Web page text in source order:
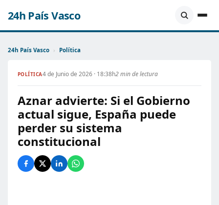
24h País Vasco
24h País Vasco › Política
POLÍTICA4 de Junio de 2026 · 18:38h2 min de lectura
Aznar advierte: Si el Gobierno
actual sigue, España puede
perder su sistema
constitucional